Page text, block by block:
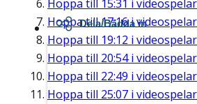
Hoppa till 15:31 i
Hoppa till17:16i
Hoppa till 19:12 i
Hoppa till 20:54i
Hoppa till 22:49 i
Hoppa till 25:07 i
Dela/Bädda in